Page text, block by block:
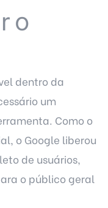
o
dentro da
um
Como o
o Google liberou
de usuários,
o público geral